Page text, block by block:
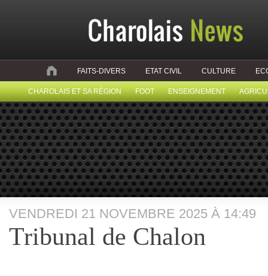
FAITS-DIVERS ETAT CIVIL CULTURE
CHAROLAIS ET SA RÉGION FOOT ENSEIGNEMENT
VENDREDI 21 NOVEMBRE 2025 À 14:49
Tribunal de Chalon